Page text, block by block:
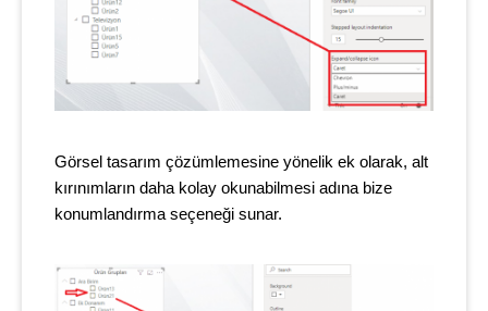
Görsel tasarım çözümlemesine yönelik ek olarak, alt
kırınımların daha kolay okunabilmesi adına bize
konumlandırma seçeneği sunar.